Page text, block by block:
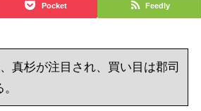
Pocket Feedly
真杉が注目され、買い目は郡司